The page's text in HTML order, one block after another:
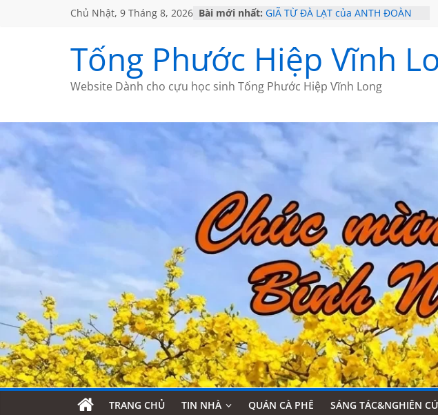
Chủ Nhật, 9 Tháng 8, 2026 Bài mới nhất: GIÃ TỪ ĐÀ LẠT của ANTH ĐOÀN
KHÔNG ĐỀ 19 CỦA THÁI LÃO
CHÙM THƠ CỦA BÍCH HÀ
Tống Phước Hiệp Vĩnh
Website Dành cho cựu học sinh Tống Phước Hiệp Vĩnh Long
TRANG CHỦ TIN NHÀ QUÁN CÀ PHÊ SÁNG TÁC&NGHIÊN